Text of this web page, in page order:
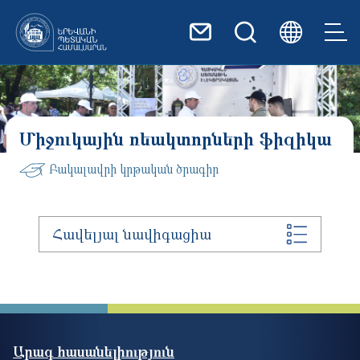
Միջուկային ռեակտորների ֆիզիկա
Բակալավրի կրթական ծրագիր
Հավելյալ նավիգացիա
Արագ հասանելիություն